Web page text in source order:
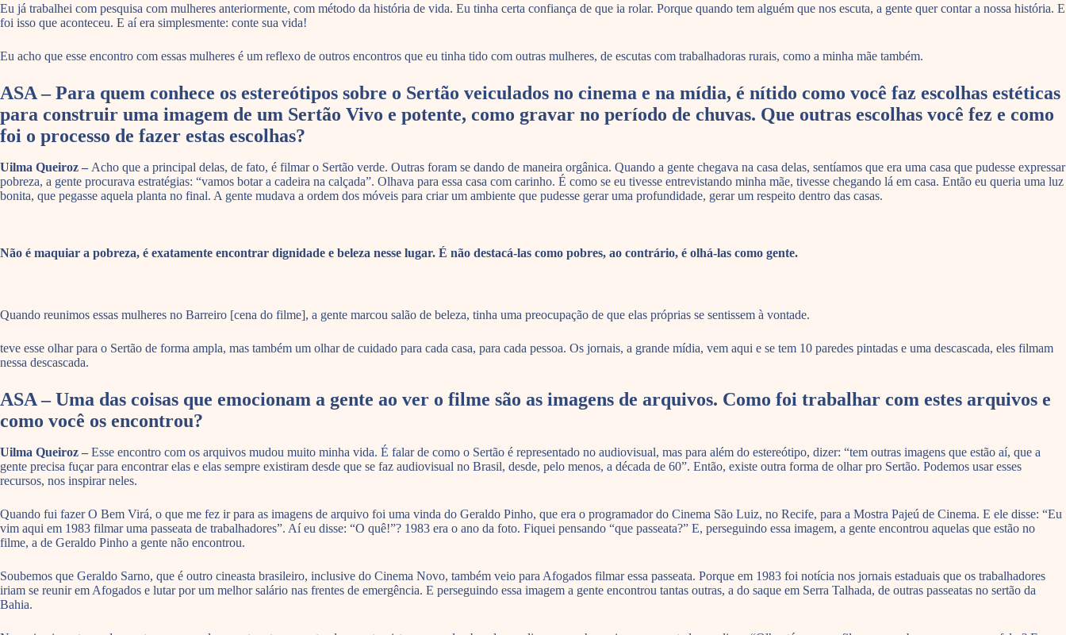
Eu já trabalhei com pesquisa com mulheres anteriormente, com método da história de vida. Eu tinha certa confiança de que ia rolar. Porque quando tem alguém que nos escuta, a gente quer contar a nossa história. E
foi isso que aconteceu. E aí era simplesmente: conte sua vida!
Eu acho que esse encontro com essas mulheres é um reflexo de outros encontros que eu tinha tido com outras mulheres, de escutas com trabalhadoras rurais, como a minha mãe também.
ASA – Para quem conhece os estereótipos sobre o Sertão veiculados no cinema e na mídia, é nítido como você faz escolhas estéticas
para construir uma imagem de um Sertão Vivo e potente, como gravar no período de chuvas. Que outras escolhas você fez e como
foi o processo de fazer estas escolhas?
Uilma Queiroz – Acho que a principal delas, de fato, é filmar o Sertão verde. Outras foram se dando de maneira orgânica. Quando a gente chegava na casa delas, sentíamos que era uma casa que pudesse expressar
pobreza, a gente procurava estratégias: “vamos botar a cadeira na calçada”. Olhava para essa casa com carinho. É como se eu tivesse entrevistando minha mãe, tivesse chegando lá em casa. Então eu queria uma luz
bonita, que pegasse aquela planta no final. A gente mudava a ordem dos móveis para criar um ambiente que pudesse gerar uma profundidade, gerar um respeito dentro das casas.
Não é maquiar a pobreza, é exatamente encontrar dignidade e beleza nesse lugar. É não destacá-las como pobres, ao contrário, é olhá-las como gente.
Quando reunimos essas mulheres no Barreiro [cena do filme], a gente marcou salão de beleza, tinha uma preocupação de que elas próprias se sentissem à vontade.
teve esse olhar para o Sertão de forma ampla, mas também um olhar de cuidado para cada casa, para cada pessoa. Os jornais, a grande mídia, vem aqui e se tem 10 paredes pintadas e uma descascada, eles filmam
nessa descascada.
ASA – Uma das coisas que emocionam a gente ao ver o filme são as imagens de arquivos. Como foi trabalhar com estes arquivos e
como você os encontrou?
Uilma Queiroz – Esse encontro com os arquivos mudou muito minha vida. É falar de como o Sertão é representado no audiovisual, mas para além do estereótipo, dizer: “tem outras imagens que estão aí, que a
gente precisa fuçar para encontrar elas e elas sempre existiram desde que se faz audiovisual no Brasil, desde, pelo menos, a década de 60”. Então, existe outra forma de olhar pro Sertão. Podemos usar esses
recursos, nos inspirar neles.
Quando fui fazer O Bem Virá, o que me fez ir para as imagens de arquivo foi uma vinda do Geraldo Pinho, que era o programador do Cinema São Luiz, no Recife, para a Mostra Pajeú de Cinema. E ele disse: “Eu
vim aqui em 1983 filmar uma passeata de trabalhadores”. Aí eu disse: “O quê!”? 1983 era o ano da foto. Fiquei pensando “que passeata?” E, perseguindo essa imagem, a gente encontrou aquelas que estão no
filme, a de Geraldo Pinho a gente não encontrou.
Soubemos que Geraldo Sarno, que é outro cineasta brasileiro, inclusive do Cinema Novo, também veio para Afogados filmar essa passeata. Porque em 1983 foi notícia nos jornais estaduais que os trabalhadores
iriam se reunir em Afogados e lutar por um melhor salário nas frentes de emergência. E perseguindo essa imagem a gente encontrou tantas outras, a do saque em Serra Talhada, de outras passeatas no sertão da
Bahia.